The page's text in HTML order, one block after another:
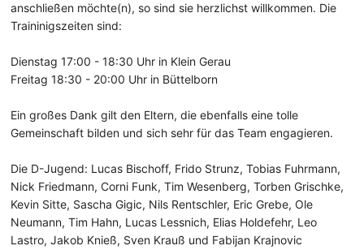
anschließen möchte(n), so sind sie herzlichst willkommen. Die
Traininigszeiten sind:
Dienstag 17:00 - 18:30 Uhr in Klein Gerau
Freitag 18:30 - 20:00 Uhr in Büttelborn
Ein großes Dank gilt den Eltern, die ebenfalls eine tolle
Gemeinschaft bilden und sich sehr für das Team engagieren.
Die D-Jugend: Lucas Bischoff, Frido Strunz, Tobias Fuhrmann,
Nick Friedmann, Corni Funk, Tim Wesenberg, Torben Grischke,
Kevin Sitte, Sascha Gigic, Nils Rentschler, Eric Grebe, Ole
Neumann, Tim Hahn, Lucas Lessnich, Elias Holdefehr, Leo
Lastro, Jakob Knieß, Sven Krauß und Fabijan Krajnovic